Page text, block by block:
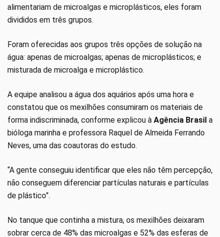
alimentariam de microalgas e microplásticos, eles foram
divididos em três grupos.
Foram oferecidas aos grupos três opções de solução na
água: apenas de microalgas; apenas de microplásticos; e
misturada de microalga e microplástico.
A equipe analisou a água dos aquários após uma hora e
constatou que os mexilhões consumiram os materiais de
forma indiscriminada, conforme explicou à Agência Brasil a
bióloga marinha e professora Raquel de Almeida Ferrando
Neves, uma das coautoras do estudo.
“A gente conseguiu identificar que eles não têm percepção,
não conseguem diferenciar partículas naturais e partículas
de plástico”.
No tanque que continha a mistura, os mexilhões deixaram
sobrar cerca de 48% das microalgas e 52% das esferas de